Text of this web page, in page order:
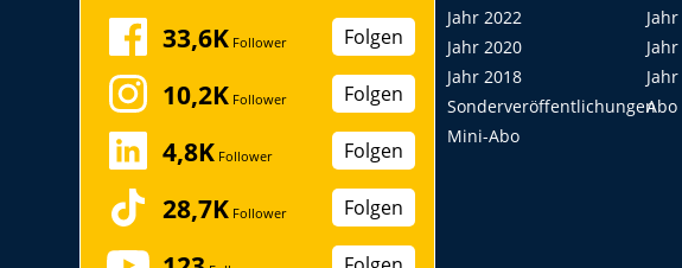
Messen, Seminare,
Kongresse
Startup
Jahr 2022
Jahr 2020
Jahr 2018
SonderveröffentlichungenAbo
Mini-Abo
33,6K Follower Folgen
10,2K Follower Folgen
4,8K Follower Folgen
28,7K Follower Folgen